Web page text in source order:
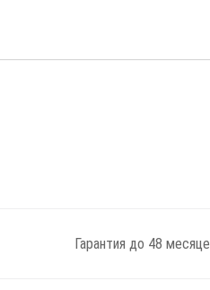
Гарантия до 48